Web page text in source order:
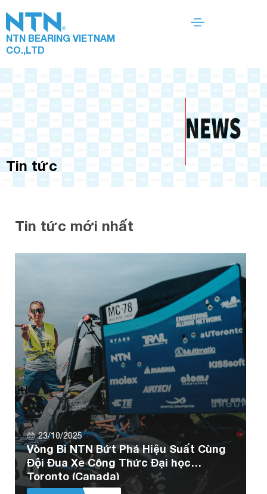
NTN BEARING VIETNAM
CO.,LTD
Tin tức
Tin tức mới nhất
23/10/2025
Vòng Bi NTN Bứt Phá Hiệu Suất Cùng
Đội Đua Xe Công Thức Đại học
Toronto (Canada)